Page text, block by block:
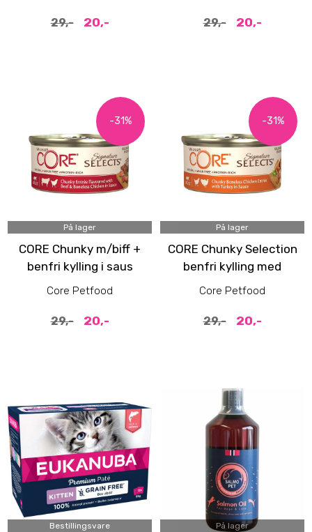
29,- 20,- 29,- 20,-
-31%
På lager
CORE Chunky m/biff +
benfri kylling i saus
Core Petfood
29,- 20,-
-31%
På lager
CORE Chunky Selection
benfri kylling med
kalkun i saus
Core Petfood
29,- 20,-
Bestillingsvare På lager